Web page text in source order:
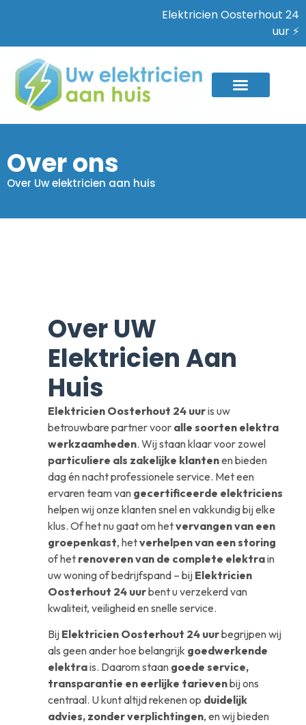
Elektricien Oosterhout 24
uur ⚡
Over ons
Over Uw elektricien aan huis
Over UW
Elektricien Aan
Huis
Elektricien Oosterhout 24 uuris uw
betrouwbare partner voor alle soorten elektra
werkzaamheden. Wij staan klaar voor zowel
particuliere als zakelijke klantenen bieden
dag én nacht professionele service. Met een
ervaren team van gecertificeerde elektriciens
helpen wij onze klanten snel en vakkundig bij elke
klus. Of het nu gaat om hetvervangen van een
groepenkast, hetverhelpen van een storing
of het renoveren van de complete elektrain
uw woning of bedrijfspand – bij Elektricien
Oosterhout 24 uurbent u verzekerd van
kwaliteit, veiligheid en snelle service.
Bij Elektricien Oosterhout 24 uurbegrijpen wij
als geen ander hoe belangrijk goedwerkende
elektrais. Daarom staan goede service,
transparantie en eerlijke tarievenbij ons
centraal. U kunt altijd rekenen op duidelijk
advies, zonder verplichtingen, en wij bieden